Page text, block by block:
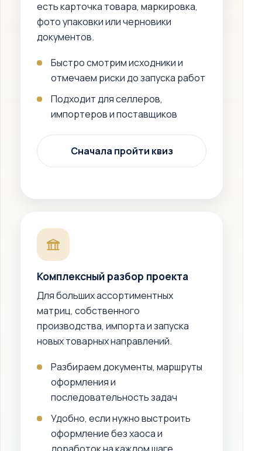
есть карточка товара, маркировка,
фото упаковки или черновики
документов.
Быстро смотрим исходники и
отмечаем риски до запуска работ
Подходит для селлеров,
импортеров и поставщиков
Сначала пройти квиз
Комплексный разбор проекта
Для больших ассортиментных
матриц, собственного
производства, импорта и запуска
новых товарных направлений.
Разбираем документы, маршруты
оформления и
последовательность задач
Удобно, если нужно выстроить
оформление без хаоса и